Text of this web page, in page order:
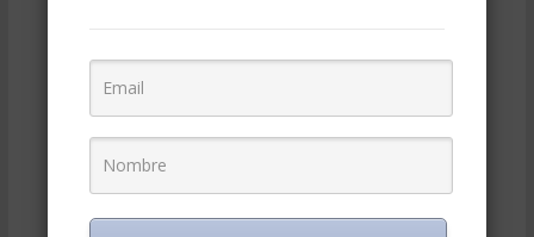
Educacion Gerencial
Estrategia Empresarial(304)
Finanzas Corporativas
Gerencia social y ambiental(223)